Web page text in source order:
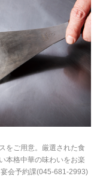
をご用意。厳選された食
本格中華の味わいをお楽
会予約課(045-681-2993)